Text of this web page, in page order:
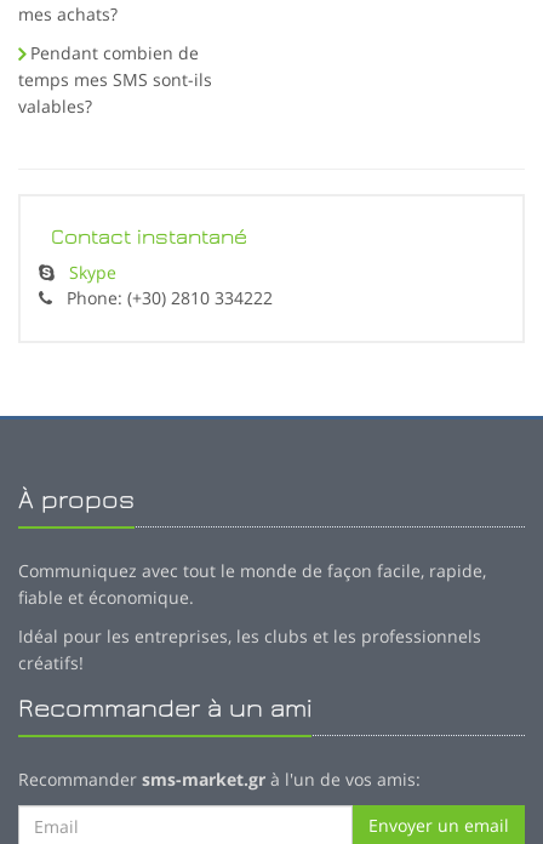
mes achats?
Pendant combien de
temps mes SMS sont-ils
valables?
Contact instantané
Skype
Phone: (+30) 2810 334222
À propos
Communiquez avec tout le monde de façon facile, rapide,
fiable et économique.
Idéal pour les entreprises, les clubs et les professionnels
créatifs!
Recommander à un ami
Recommander sms-market.gr à l'un de vos amis:
Envoyer un email